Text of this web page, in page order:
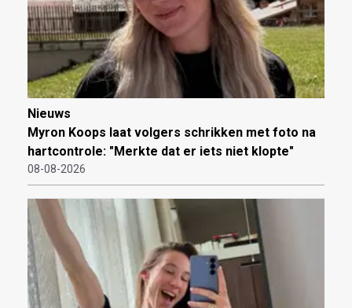
Nieuws
Myron Koops laat volgers schrikken met foto na
hartcontrole: "Merkte dat er iets niet klopte"
08-08-2026